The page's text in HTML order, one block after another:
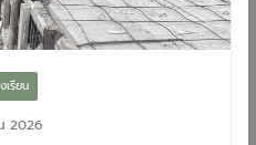
เรียน
2026